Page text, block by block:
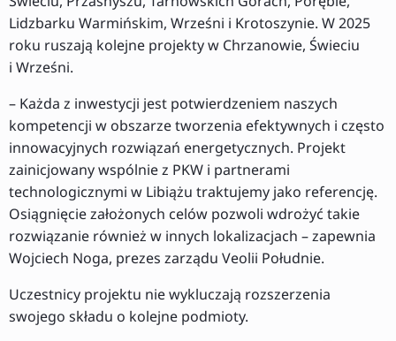
Lidzbarku Warmińskim, Wrześni i Krotoszynie. W 2025
roku ruszają kolejne projekty w Chrzanowie, Świeciu
i Wrześni.
– Każda z inwestycji jest potwierdzeniem naszych
kompetencji w obszarze tworzenia efektywnych i często
innowacyjnych rozwiązań energetycznych. Projekt
zainicjowany wspólnie z PKW i partnerami
technologicznymi w Libiążu traktujemy jako referencję.
Osiągnięcie założonych celów pozwoli wdrożyć takie
rozwiązanie również w innych lokalizacjach – zapewnia
Wojciech Noga, prezes zarządu Veolii Południe.
Uczestnicy projektu nie wykluczają rozszerzenia
swojego składu o kolejne podmioty.